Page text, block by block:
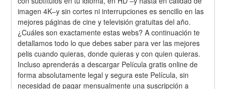
imagen 4K–y sin cortes ni interrupciones es sencillo en las
mejores páginas de cine y televisión gratuitas del año.
¿Cuáles son exactamente estas webs? A continuación te
detallamos todo lo que debes saber para ver las mejores
pelis cuando quieras, donde quieras y con quien quieras.
Incluso aprenderás a descargar Película gratis online de
forma absolutamente legal y segura este Película, sin
necesidad de pagar mensualmente una suscripción a